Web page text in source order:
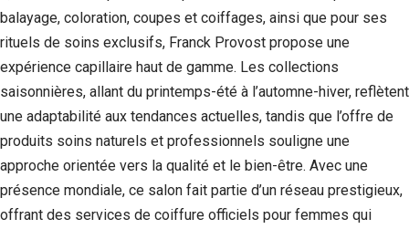
balayage, coloration, coupes et coiffages, ainsi que pour ses
rituels de soins exclusifs, Franck Provost propose une
expérience capillaire haut de gamme. Les collections
saisonnières, allant du printemps-été à l’automne-hiver, reflètent
une adaptabilité aux tendances actuelles, tandis que l’offre de
produits soins naturels et professionnels souligne une
approche orientée vers la qualité et le bien-être. Avec une
présence mondiale, ce salon fait partie d’un réseau prestigieux,
offrant des services de coiffure officiels pour femmes qui